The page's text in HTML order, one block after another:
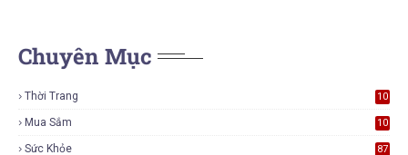
Chuyên Mục
Thời Trang
10
Mua Sắm
10
Sức Khỏe 87